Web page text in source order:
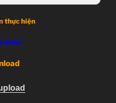
TV Series
Bones
Comedy, Manga, Seinen
thực hiện
Elder